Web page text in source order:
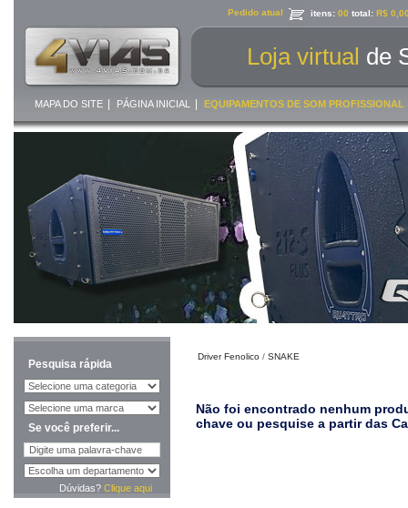
Pedido atual itens: 00 total: R$
Loja virtual de
MAPA DO SITE PÁGINA INICIAL EQUIPAMENTOS DE SOM PROFISSIONAL
Pesquisa rápida
Se você preferir...
Dúvidas? Clique aqui
Driver Fenolico / SNAKE
Não foi encontrado nenhum
chave ou pesquise a partir das